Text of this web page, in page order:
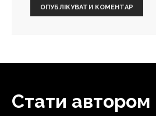
Стати автором